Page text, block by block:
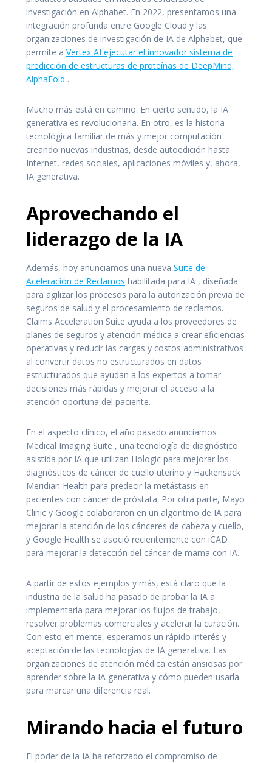
investigación en Alphabet. En 2022, presentamos una
integración profunda entre Google Cloud y las
organizaciones de investigación de IA de Alphabet, que
permite a Vertex AI ejecutar el innovador sistema de
predicción de estructuras de proteínas de DeepMind,
AlphaFold .
Mucho más está en camino. En cierto sentido, la IA
generativa es revolucionaria. En otro, es la historia
tecnológica familiar de más y mejor computación
creando nuevas industrias, desde autoedición hasta
Internet, redes sociales, aplicaciones móviles y, ahora,
IA generativa.
Aprovechando el
liderazgo de la IA
Además, hoy anunciamos una nueva Suite de
Aceleración de Reclamos habilitada para IA , diseñada
para agilizar los procesos para la autorización previa de
seguros de salud y el procesamiento de reclamos.
Claims Acceleration Suite ayuda a los proveedores de
planes de seguros y atención médica a crear eficiencias
operativas y reducir las cargas y costos administrativos
al convertir datos no estructurados en datos
estructurados que ayudan a los expertos a tomar
decisiones más rápidas y mejorar el acceso a la
atención oportuna del paciente.
En el aspecto clínico, el año pasado anunciamos
Medical Imaging Suite , una tecnología de diagnóstico
asistida por IA que utilizan Hologic para mejorar los
diagnósticos de cáncer de cuello uterino y Hackensack
Meridian Health para predecir la metástasis en
pacientes con cáncer de próstata. Por otra parte, Mayo
Clinic y Google colaboraron en un algoritmo de IA para
mejorar la atención de los cánceres de cabeza y cuello,
y Google Health se asoció recientemente con iCAD
para mejorar la detección del cáncer de mama con IA.
A partir de estos ejemplos y más, está claro que la
industria de la salud ha pasado de probar la IA a
implementarla para mejorar los flujos de trabajo,
resolver problemas comerciales y acelerar la curación.
Con esto en mente, esperamos un rápido interés y
aceptación de las tecnologías de IA generativa. Las
organizaciones de atención médica están ansiosas por
aprender sobre la IA generativa y cómo pueden usarla
para marcar una diferencia real.
Mirando hacia el futuro
El poder de la IA ha reforzado el compromiso de